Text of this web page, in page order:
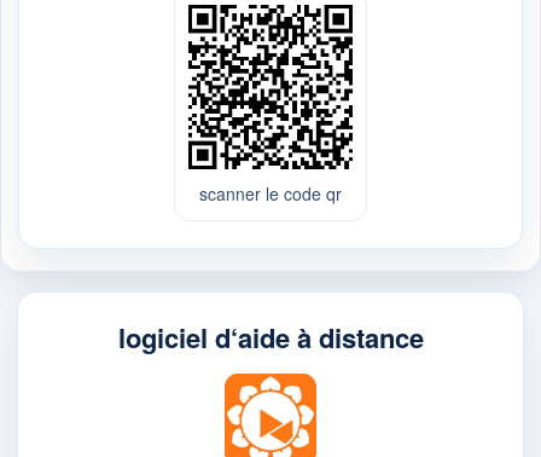
scanner le code qr
logiciel d‘aide à distance